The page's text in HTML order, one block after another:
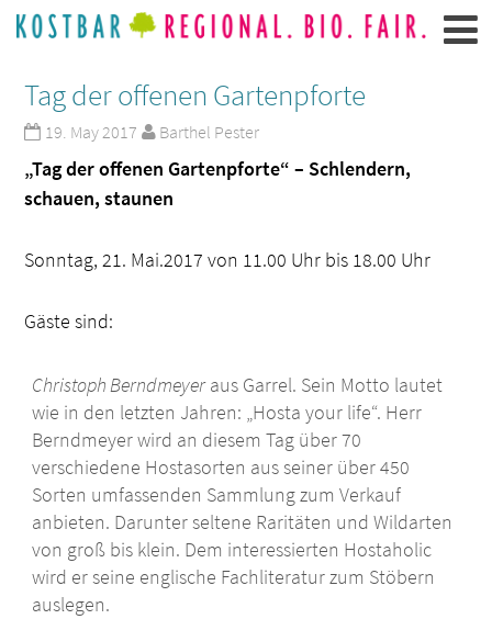
Tag der offenen Gartenpforte
19. May 2017 Barthel Pester
„Tag der offenen Gartenpforte“ – Schlendern,
schauen, staunen
Sonntag, 21. Mai.2017 von 11.00 Uhr bis 18.00 Uhr
Gäste sind:
Christoph Berndmeyeraus Garrel. Sein Motto lautet
wie in den letzten Jahren: „Hosta your life“. Herr
Berndmeyer wird an diesem Tag über 70
verschiedene Hostasorten aus seiner über 450
Sorten umfassenden Sammlung zum Verkauf
anbieten. Darunter seltene Raritäten und Wildarten
von groß bis klein. Dem interessierten Hostaholic
wird er seine englische Fachliteratur zum Stöbern
auslegen.